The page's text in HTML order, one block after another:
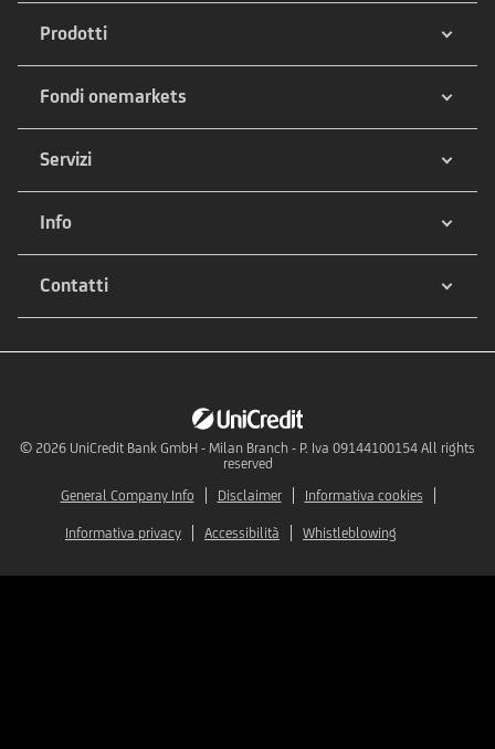
Prodotti
Fondi onemarkets
Servizi
Info
Contatti
© 2026 UniCredit Bank GmbH - Milan Branch - P. Iva 09144100154 All rights
reserved
General Company Info
Disclaimer Informativa cookies
Informativa privacy Accessibilità Whistleblowing